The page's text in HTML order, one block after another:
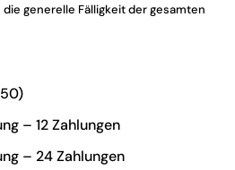
– 12 Zahlungen
– 24 Zahlungen
generelle Fälligkeit der gesamten